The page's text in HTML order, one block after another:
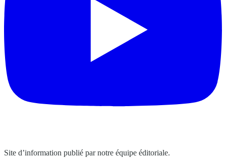
Site d’information publié par notre équipe éditoriale.